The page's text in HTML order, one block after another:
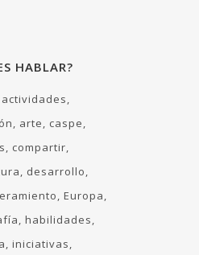
HABLAR?
actividades
arte
caspe
compartir
desarrollo
Europa
habilidades
iniciativas